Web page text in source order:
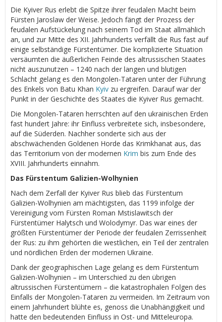
Die Kyiver Rus erlebt die Spitze ihrer feudalen Macht beim
Fürsten Jaroslaw der Weise. Jedoch fängt der Prozess der
feudalen Aufstückelung nach seinem Tod im Staat allmählich
an, und zur Mitte des XII. Jahrhunderts verfällt die Rus fast auf
einige selbständige Fürstentümer. Die komplizierte Situation
versäumten die äußerlichen Feinde des altrussischen Staates
nicht auszunutzen – 1240 nach der langen und blutigen
Schlacht gelang es den Mongolen-Tataren unter der Führung
des Enkels von Batu Khan Kyiv zu ergreifen. Darauf war der
Punkt in der Geschichte des Staates die Kyiver Rus gemacht.
Die Mongolen-Tataren herrschten auf den ukrainischen Erden
fast hundert Jahre: ihr Einfluss verbreitete sich, insbesondere,
auf die Süderden. Nachher sonderte sich aus der
abschwächenden Goldenen Horde das Krimkhanat aus, das
das Territorium von der modernen Krim bis zum Ende des
XVIII. Jahrhunderts einnahm.
Das Fürstentum Galizien-Wolhynien
Nach dem Zerfall der Kyiver Rus blieb das Fürstentum
Galizien-Wolhynien am mächtigsten, das 1199 infolge der
Vereinigung vom Fürsten Roman Mstislawitsch der
Fürstentümer Halytsch und Wolodymyr. Das war eines der
größten Fürstentümer der Periode der feudalen Zerrissenheit
der Rus: zu ihm gehörten die westlichen, ein Teil der zentralen
und nördlichen Erden der modernen Ukraine.
Dank der geographischen Lage gelang es dem Fürstentum
Galizien-Wolhynien – im Unterschied zu den übrigen
altrussischen Fürstentümern – die katastrophalen Folgen des
Einfalls der Mongolen-Tataren zu vermeiden. Im Zeitraum von
einem Jahrhundert blühte es, genoss die Unabhängigkeit und
hatte den bedeutenden Einfluss in Ost- und Mitteleuropa.